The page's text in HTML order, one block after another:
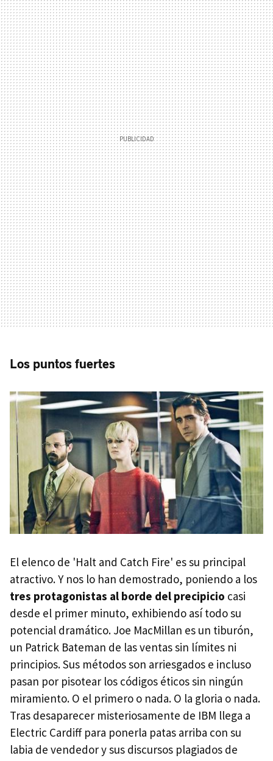
Los puntos fuertes
El elenco de 'Halt and Catch Fire' es su principal
atractivo. Y nos lo han demostrado, poniendo a los
tres protagonistas al borde del precipicio casi
desde el primer minuto, exhibiendo así todo su
potencial dramático. Joe MacMillan es un tiburón,
un Patrick Bateman de las ventas sin límites ni
principios. Sus métodos son arriesgados e incluso
pasan por pisotear los códigos éticos sin ningún
miramiento. O el primero o nada. O la gloria o nada.
Tras desaparecer misteriosamente de IBM llega a
Electric Cardiff para ponerla patas arriba con su
labia de vendedor y sus discursos plagiados de